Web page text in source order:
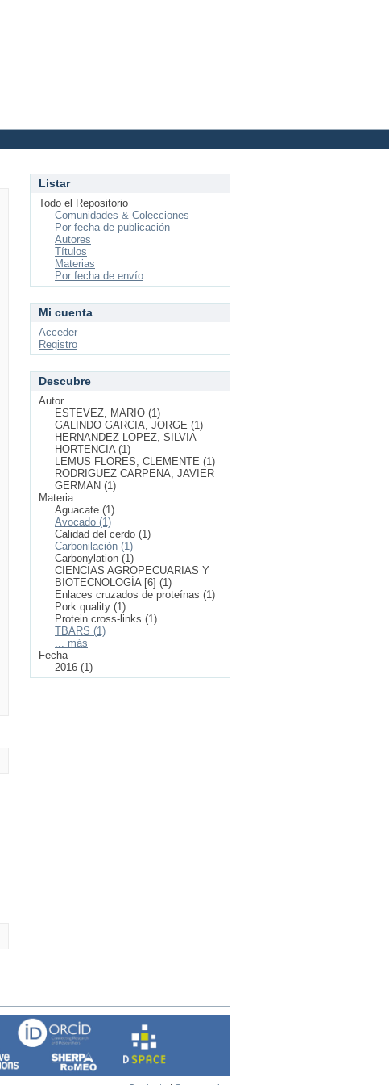
Listar
Todo el Repositorio
Comunidades & Colecciones
Por fecha de publicación
Autores
Títulos
Materias
Por fecha de envío
Mi cuenta
Acceder
Registro
Descubre
Autor
ESTEVEZ, MARIO (1)
GALINDO GARCIA, JORGE (1)
HERNANDEZ LOPEZ, SILVIA
HORTENCIA (1)
LEMUS FLORES, CLEMENTE (1)
RODRIGUEZ CARPENA, JAVIER
GERMAN (1)
Materia
Aguacate (1)
Avocado (1)
Calidad del cerdo (1)
Carbonilación (1)
Carbonylation (1)
CIENCIAS AGROPECUARIAS Y
BIOTECNOLOGÍA [6] (1)
Enlaces cruzados de proteínas (1)
Pork quality (1)
Protein cross-links (1)
TBARS (1)
... más
Fecha
2016 (1)